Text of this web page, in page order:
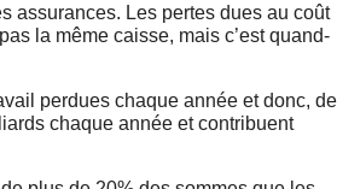
assurances. Les pertes dues au coût
la même caisse, mais c’est quand-
perdues chaque année et donc, de
chaque année et contribuent